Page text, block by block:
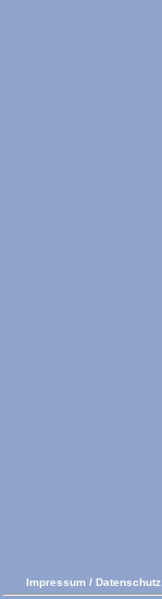
Impressum / Datenschutz